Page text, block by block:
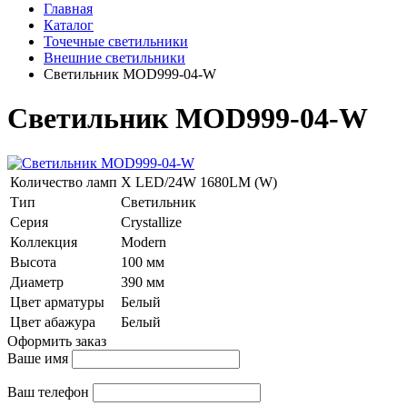
Главная
Каталог
Точечные светильники
Внешние светильники
Светильник MOD999-04-W
Светильник MOD999-04-W
Количество ламп Х LED/24W 1680LM (W)
Тип
Светильник
Серия
Crystallize
Коллекция
Modern
Высота
100 мм
Диаметр
390 мм
Цвет арматуры
Белый
Цвет абажура
Белый
Оформить заказ
Ваше имя
Ваш телефон